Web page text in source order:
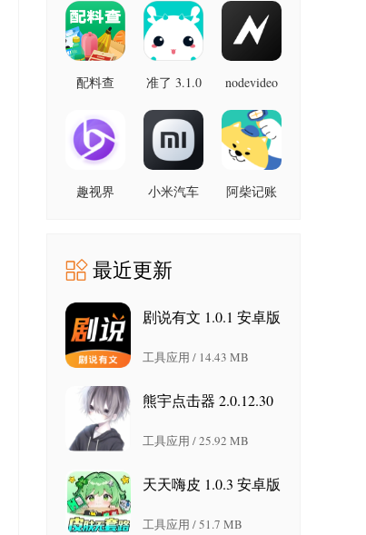
5.16.0.10
最新版
最新版
配料查
版
准了 3.1.0
nodevideo
版
趣视界
小米汽车
阿柴记账
最近更新
剧说有文 1.0.1 安卓版
工具应用 / 14.43 MB
熊宇点击器 2.0.12.30
工具应用 / 25.92 MB
天天嗨皮 1.0.3 安卓版
工具应用 / 51.7 MB